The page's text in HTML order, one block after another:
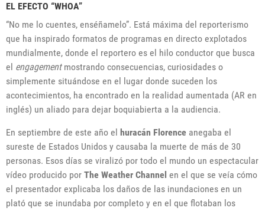
EL EFECTO “WHOA”
“No me lo cuentes, enséñamelo”. Está máxima del reporterismo
que ha inspirado formatos de programas en directo explotados
mundialmente, donde el reportero es el hilo conductor que busca
el engagementmostrando consecuencias, curiosidades o
simplemente situándose en el lugar donde suceden los
acontecimientos, ha encontrado en la realidad aumentada (AR en
inglés) un aliado para dejar boquiabierta a la audiencia.
En septiembre de este año el huracán Florence anegaba el
sureste de Estados Unidos y causaba la muerte de más de 30
personas. Esos días se viralizó por todo el mundo un espectacular
vídeo producido por The Weather Channel en el que se veía cómo
el presentador explicaba los daños de las inundaciones en un
plató que se inundaba por completo y en el que flotaban los